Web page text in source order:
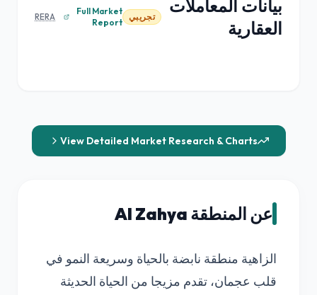
بيانات المعاملات
العقارية
تجريبي
Full Market
Report
RERA
View Detailed Market Research & Charts
عن المنطقة Al Zahya
الزاهية منطقة نابضة بالحياة وسريعة النمو في
قلب عجمان، تقدم مزيجا من الحياة الحديثة